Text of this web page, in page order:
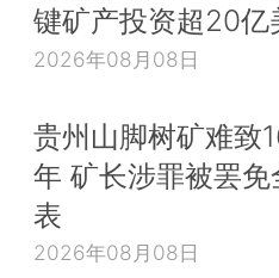
键矿产投资超20亿
2026年08月08日
贵州山脚树矿难致
年 矿长涉罪被罢
表
2026年08月08日